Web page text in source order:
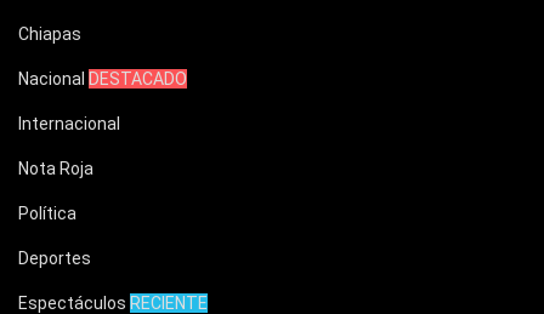
Chiapas
Nacional DESTACADO
Internacional
Nota Roja
Política
Deportes
Espectáculos RECIENTE